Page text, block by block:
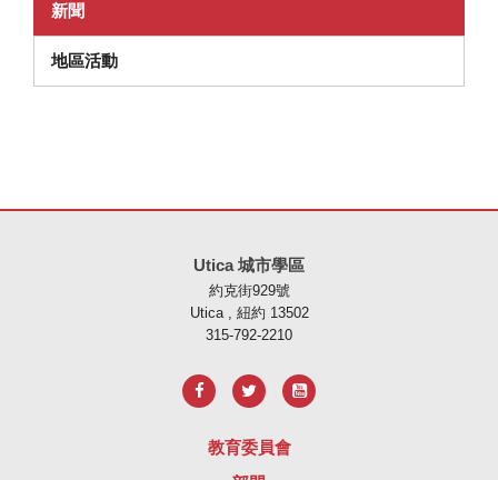
新聞
地區活動
Utica 城市學區
約克街929號
Utica , 紐約 13502
315-792-2210
教育委員會